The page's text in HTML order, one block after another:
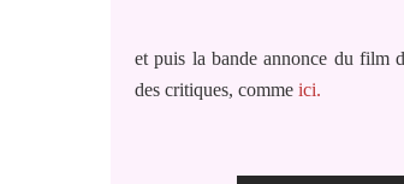
et puis la bande annonce du film
des critiques, comme ici.